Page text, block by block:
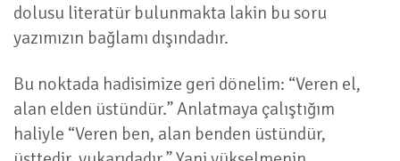
dolusu literatür bulunmakta lakin bu soru
yazımızın bağlamı dışındadır.
Bu noktada hadisimize geri dönelim: “Veren el,
alan elden üstündür.” Anlatmaya çalıştığım
haliyle “Veren ben, alan benden üstündür,